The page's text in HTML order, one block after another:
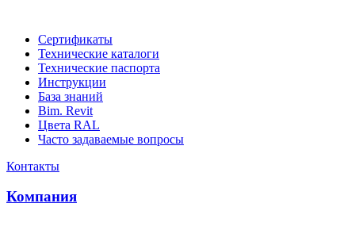
Сертификаты
Технические каталоги
Технические паспорта
Инструкции
База знаний
Bim. Revit
Цвета RAL
Часто задаваемые вопросы
Контакты
Компания